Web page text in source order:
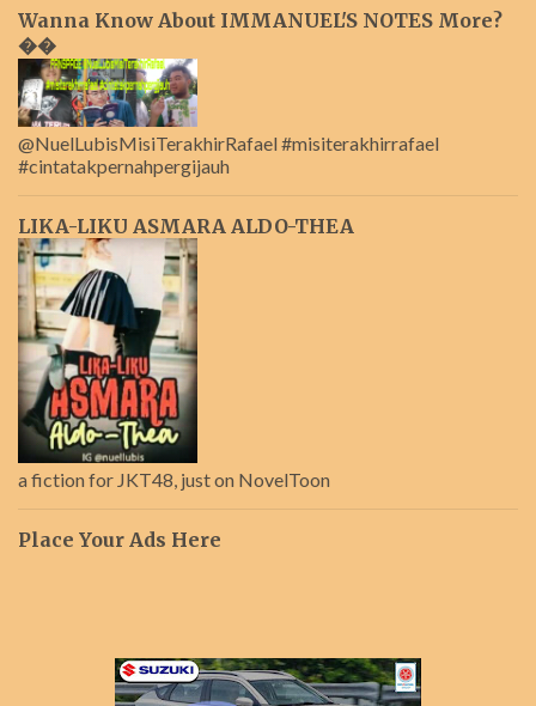
Wanna Know About IMMANUEL'S NOTES More?
��
@NuelLubisMisiTerakhirRafael #misiterakhirrafael
#cintatakpernahpergijauh
LIKA-LIKU ASMARA ALDO-THEA
a fiction for JKT48, just on NovelToon
Place Your Ads Here